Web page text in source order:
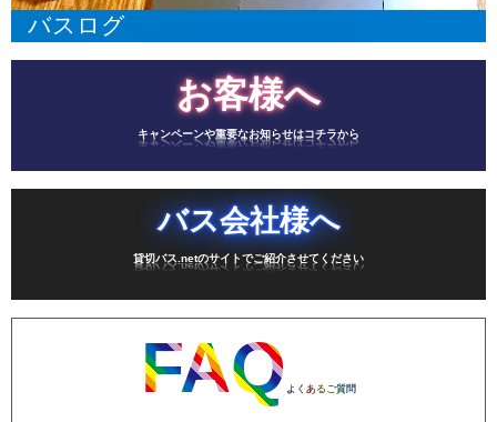
バスログ
お客様へ
キャンペーンや重要なお知らせはコチラから
バス会社様へ
貸切バス.netのサイトでご紹介させてください
FAQ よくあるご質問